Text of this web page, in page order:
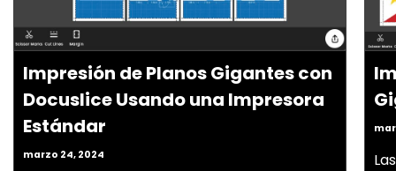
Impresión de Planos Gigantes con
Docuslice Usando una Impresora
Estándar
marzo 24, 2024